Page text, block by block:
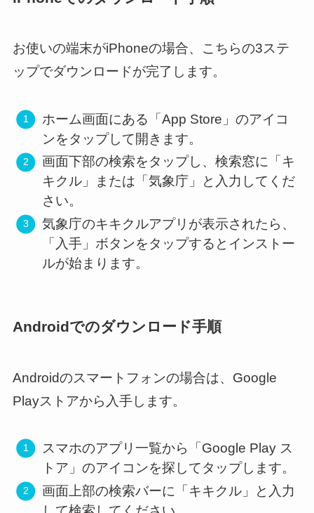
お使いの端末がiPhoneの場合、こちらの3ステ
ップでダウンロードが完了します。
ホーム画面にある「App Store」のアイコ
ンをタップして開きます。
画面下部の検索をタップし、検索窓に「キ
キクル」または「気象庁」と入力してくだ
さい。
気象庁のキキクルアプリが表示されたら、
「入手」ボタンをタップするとインストー
ルが始まります。
Androidでのダウンロード手順
Androidのスマートフォンの場合は、Google
Playストアから入手します。
スマホのアプリ一覧から「Google Play ス
トア」のアイコンを探してタップします。
画面上部の検索バーに「キキクル」と入力